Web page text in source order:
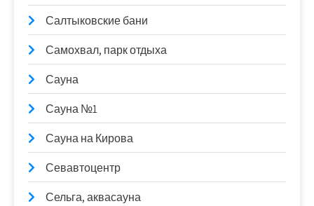
Салтыковские бани
Самохвал, парк отдыха
Сауна
Сауна №1
Сауна на Кирова
Севавтоцентр
Сельга, аквасауна